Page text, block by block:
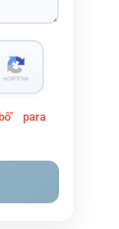
para